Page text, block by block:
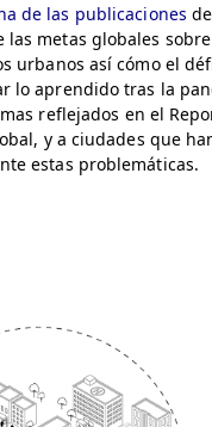
de las publicaciones
metas globales
así cómo el
lo aprendido tras la
reflejados en el
y a ciudades que
estas problemáticas.